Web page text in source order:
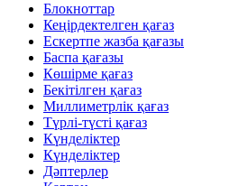
Блокноттар
Кеңірдектелген қағаз
Ескертпе жазба қағазы
Баспа қағазы
Көшірме қағаз
Бекітілген қағаз
Миллиметрлік қағаз
Түрлі-түсті қағаз
Күнделіктер
Күнделіктер
Дәптерлер